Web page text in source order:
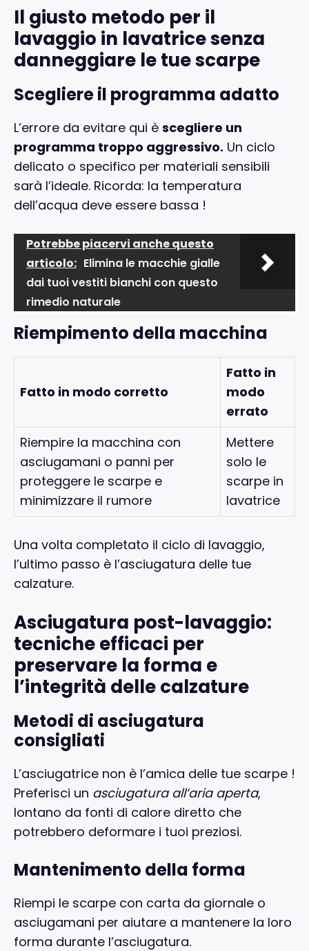
Il giusto metodo per il
lavaggio in lavatrice senza
danneggiare le tue scarpe
Scegliere il programma adatto
L’errore da evitare qui è scegliere un
programma troppo aggressivo. Un ciclo
delicato o specifico per materiali sensibili
sarà l’ideale. Ricorda: la temperatura
dell’acqua deve essere bassa !
Potrebbe piacervi anche questo
articolo: Elimina le macchie gialle
dai tuoi vestiti bianchi con questo
rimedio naturale
Riempimento della macchina
Fatto in modo corretto
Fatto in
modo
errato
Riempire la macchina con
asciugamani o panni per
proteggere le scarpe e
minimizzare il rumore
Mettere
solo le
scarpe in
lavatrice
Una volta completato il ciclo di lavaggio,
l’ultimo passo è l’asciugatura delle tue
calzature.
Asciugatura post-lavaggio:
tecniche efficaci per
preservare la forma e
l’integrità delle calzature
Metodi di asciugatura
consigliati
L’asciugatrice non è l’amica delle tue scarpe !
Preferisci un asciugatura all’aria aperta,
lontano da fonti di calore diretto che
potrebbero deformare i tuoi preziosi.
Mantenimento della forma
Riempi le scarpe con carta da giornale o
asciugamani per aiutare a mantenere la loro
forma durante l’asciugatura.